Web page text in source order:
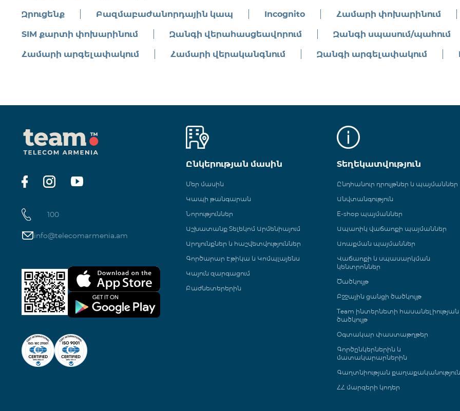
Զրուցենք Բազմաբաժանորդային կապ Incognito Համարի փոխարինում
SIM քարտի փոխարինում Զանգի վերահասցեավորում Զանգի սպասում/պահում
Համարի արգելափակում Համարի վերականգնում Զանգի արգելափակում
100
info@telecomarmenia.am
Ընկերության մասին
Մեր մասին
Կապի թանգարան
Նորություններ
Աշխատանք Տելեկոմ Արմենիայում
Արդյունքներ և հաշվետվություններ
Գործարար Էթիկա և Կոմպլայենս
Կայուն զարգացում
Բաժնետերերին
Տեղեկատվություն
Ընդհանուր դրույթներ և պայմաններ
Անվտանգություն
E-shop պայմաններ
Ապառիկ վաճառքի պայմաններ
Առաքման պայմաններ
Վաճառքի և սպասարկման
կենտրոններ
Ծածկույթ
Բջջային ցանցի ծածկույթ
Team ինտերնետի հասանելիության
ծածկույթ
Օգտակար փաստաթղթեր
Գործընկերներին և
մատակարարներին
Գաղտնիության քաղաքականություն
ՀՀ մարզերի կոդեր